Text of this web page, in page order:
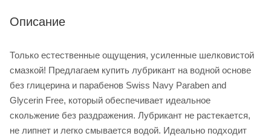
Описание
Только естественные ощущения, усиленные шелковистой
смазкой! Предлагаем купить лубрикант на водной основе
без глицерина и парабенов Swiss Navy Paraben and
Glycerin Free, который обеспечивает идеальное
скольжение без раздражения. Лубрикант не растекается,
не липнет и легко смывается водой. Идеально подходит